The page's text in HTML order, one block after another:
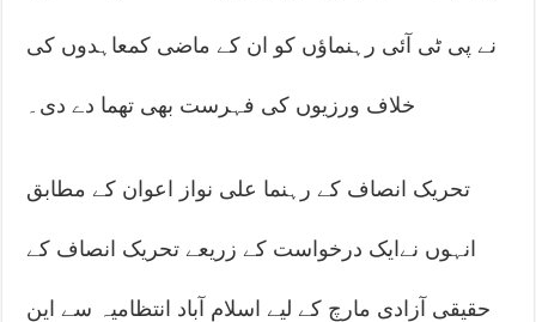
نے پی ٹی آئی رہنماؤں کو ان کے ماضی کمعاہدوں کی
خلاف ورزیوں کی فہرست بھی تھما دے دی۔
تحریک انصاف کے رہنما علی نواز اعوان کے مطابق
انہوں نےایک درخواست کے زریعے تحریک انصاف کے
حقیقی آزادی مارچ کے لیے اسلام آباد انتظامیہ سے این